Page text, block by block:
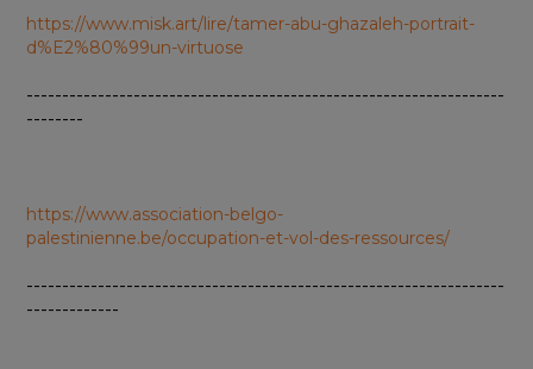
https://www.misk.art/lire/tamer-abu-ghazaleh-portrait-
d%E2%80%99un-virtuose
-------------------------------------------------------------------
--------
https://www.association-belgo-
palestinienne.be/occupation-et-vol-des-ressources/
-------------------------------------------------------------------
-------------